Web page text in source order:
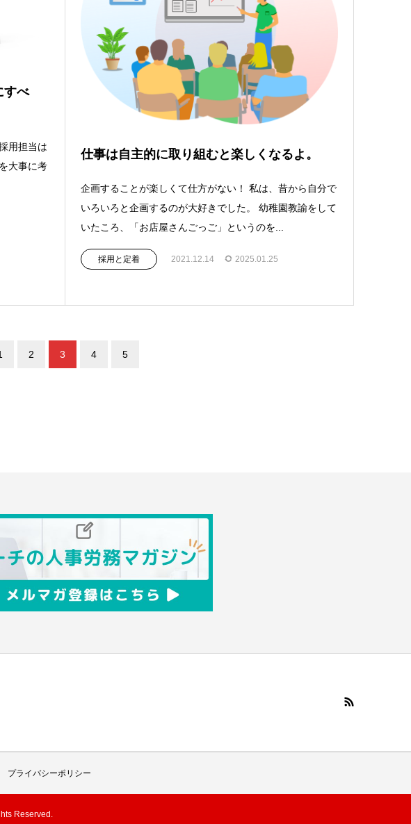
すべ
用担当は
大事に考
仕事は自主的に取り組むと楽しくなるよ。
企画することが楽しくて仕方がない！ 私は、昔から自分で
いろいろと企画するのが大好きでした。 幼稚園教諭をして
いたころ、「お店屋さんごっご」というのを...
採用と定着 2021.12.14 2025.01.25
2 3 4 5
プライバシーポリシー
Reserved.